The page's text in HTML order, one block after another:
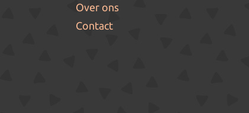
Over ons
Contact